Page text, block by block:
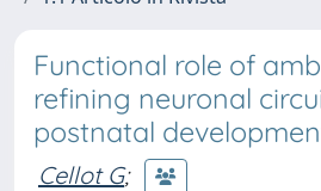
Functional role of
refining neuronal
postnatal
Cellot G;